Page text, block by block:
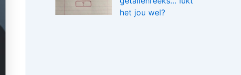
het jou wel?